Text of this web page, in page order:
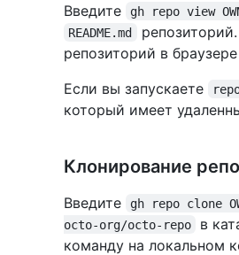
Введите gh repo view
README.md
репозиторий в
Если вы запускаете
который имеет
Клонирование
Введите gh repo clone
octo-org/octo-repo
в
команду на локальном